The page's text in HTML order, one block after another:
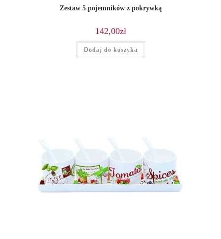
Zestaw 5 pojemników z pokrywką
142,00zł
Dodaj do koszyka